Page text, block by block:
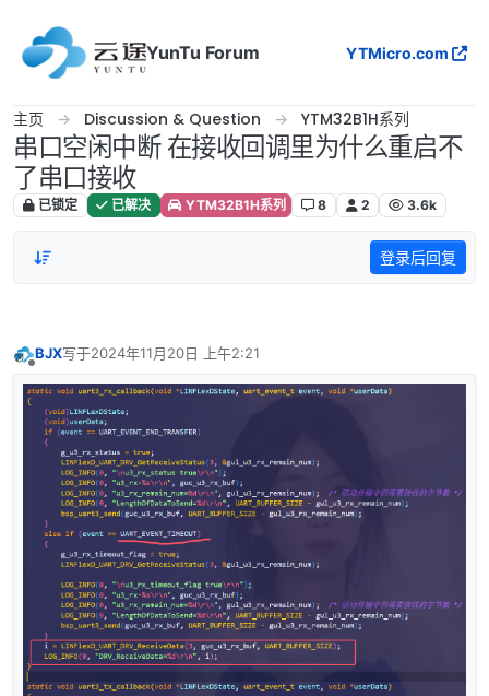
YunTu Forum
YTMicro.com
主页 Discussion & Question YTM32B1H系列
串口空闲中断 在接收回调里为什么重启不
了串口接收
已锁定 已解决 YTM32B1H系列 8 2 3.6k
登录后回复
BJX写于2024年11月20日 上午2:21
最后由 编辑